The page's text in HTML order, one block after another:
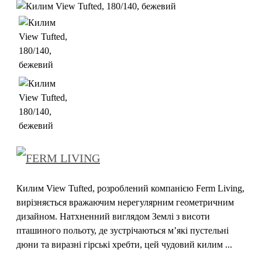
Килим View Tufted, розроблений компанією Ferm Living,
вирізняється вражаючим нерегулярним геометричним
дизайном. Натхненний виглядом Землі з висоти
пташиного польоту, де зустрічаються м’які пустельні
дюни та виразні гірські хребти, цей чудовий килим ...